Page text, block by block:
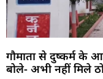
गौमाता से दुष्कर्म के
बोले- अभी नहीं मिले